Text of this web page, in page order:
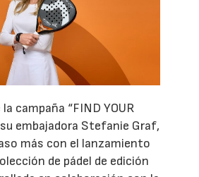
campaña “FIND YOUR
embajadora Stefanie Graf,
más con el lanzamiento
de pádel de edición